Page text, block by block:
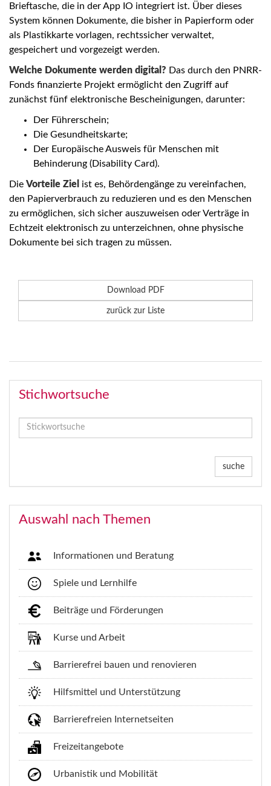
Brieftasche, die in der App IO integriert ist. Über dieses
System können Dokumente, die bisher in Papierform oder
als Plastikkarte vorlagen, rechtssicher verwaltet,
gespeichert und vorgezeigt werden.
Welche Dokumente werden digital? Das durch den PNRR-
Fonds finanzierte Projekt ermöglicht den Zugriff auf
zunächst fünf elektronische Bescheinigungen, darunter:
Der Führerschein;
Die Gesundheitskarte;
Der Europäische Ausweis für Menschen mit
Behinderung (Disability Card).
Die Vorteile Ziel ist es, Behördengänge zu vereinfachen,
den Papierverbrauch zu reduzieren und es den Menschen
zu ermöglichen, sich sicher auszuweisen oder Verträge in
Echtzeit elektronisch zu unterzeichnen, ohne physische
Dokumente bei sich tragen zu müssen.
Download PDF
zurück zur Liste
Stichwortsuche
suche
Auswahl nach Themen
Informationen und Beratung
Spiele und Lernhilfe
Beiträge und Förderungen
Kurse und Arbeit
Barrierefrei bauen und renovieren
Hilfsmittel und Unterstützung
Barrierefreien Internetseiten
Freizeitangebote
Urbanistik und Mobilität